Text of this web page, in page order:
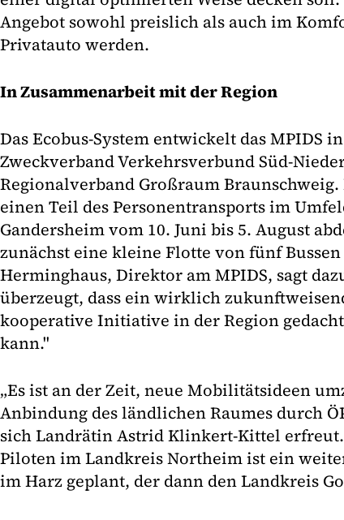
Angebot sowohl preislich als auch im
Privatauto werden.
In Zusammenarbeit mit der Region
Das Ecobus-System entwickelt das MPIDS
Zweckverband Verkehrsverbund Süd-
Regionalverband Großraum
einen Teil des Personentransports im
Gandersheim vom 10. Juni bis 5. August
zunächst eine kleine Flotte von fünf
Herminghaus, Direktor am MPIDS, sagt
überzeugt, dass ein wirklich
kooperative Initiative in der Region
kann."
„Es ist an der Zeit, neue Mobilitätsideen
Anbindung des ländlichen Raumes durch
sich Landrätin Astrid Klinkert-Kittel
Piloten im Landkreis Northeim ist ein
im Harz geplant, der dann den Landkreis